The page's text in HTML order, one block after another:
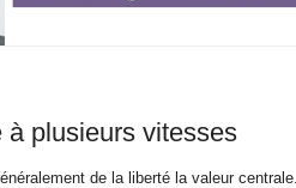
à plusieurs vitesses
de la liberté la valeur centrale.